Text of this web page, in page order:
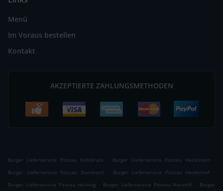
Menü
Im Voraus bestellen
Kontakt
AKZEPTIERTE ZAHLUNGSMETHODEN
Burger Lieferservice Passau Kohlbruck . Burger Lieferservice Passau Hacklstein
.
Burger Lieferservice Passau Steinbach
. Burger Lieferservice Passau Haidenhof
.
Burger Lieferservice Passau Heining . Burger Lieferservice Passau Neustift . Burger